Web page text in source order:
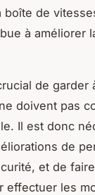
boîte de
à améliorer
de garder
doivent pas
Il est donc
de
et de
effectuer les